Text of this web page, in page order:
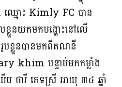
មោះ Kimly FC បាន
ខ្លួនយកមកបង្ហោះនៅលើ
បខ្លួនបានមកពីគណនី
khim បន្ទាប់មកកម្លាំង
ម ថារី ភេទស្រី អាយុ ៣៤ ឆ្នាំ